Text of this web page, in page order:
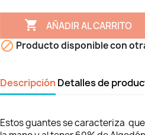
 AÑADIR AL CARRITO
 Producto disponible con
DescripciónDetalles de
Estos guantes se caracteriza